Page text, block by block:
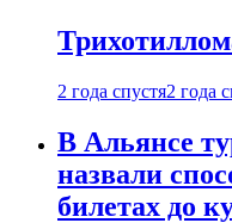
2 года спустя2 года
В Альянсе
назвали
билетах до